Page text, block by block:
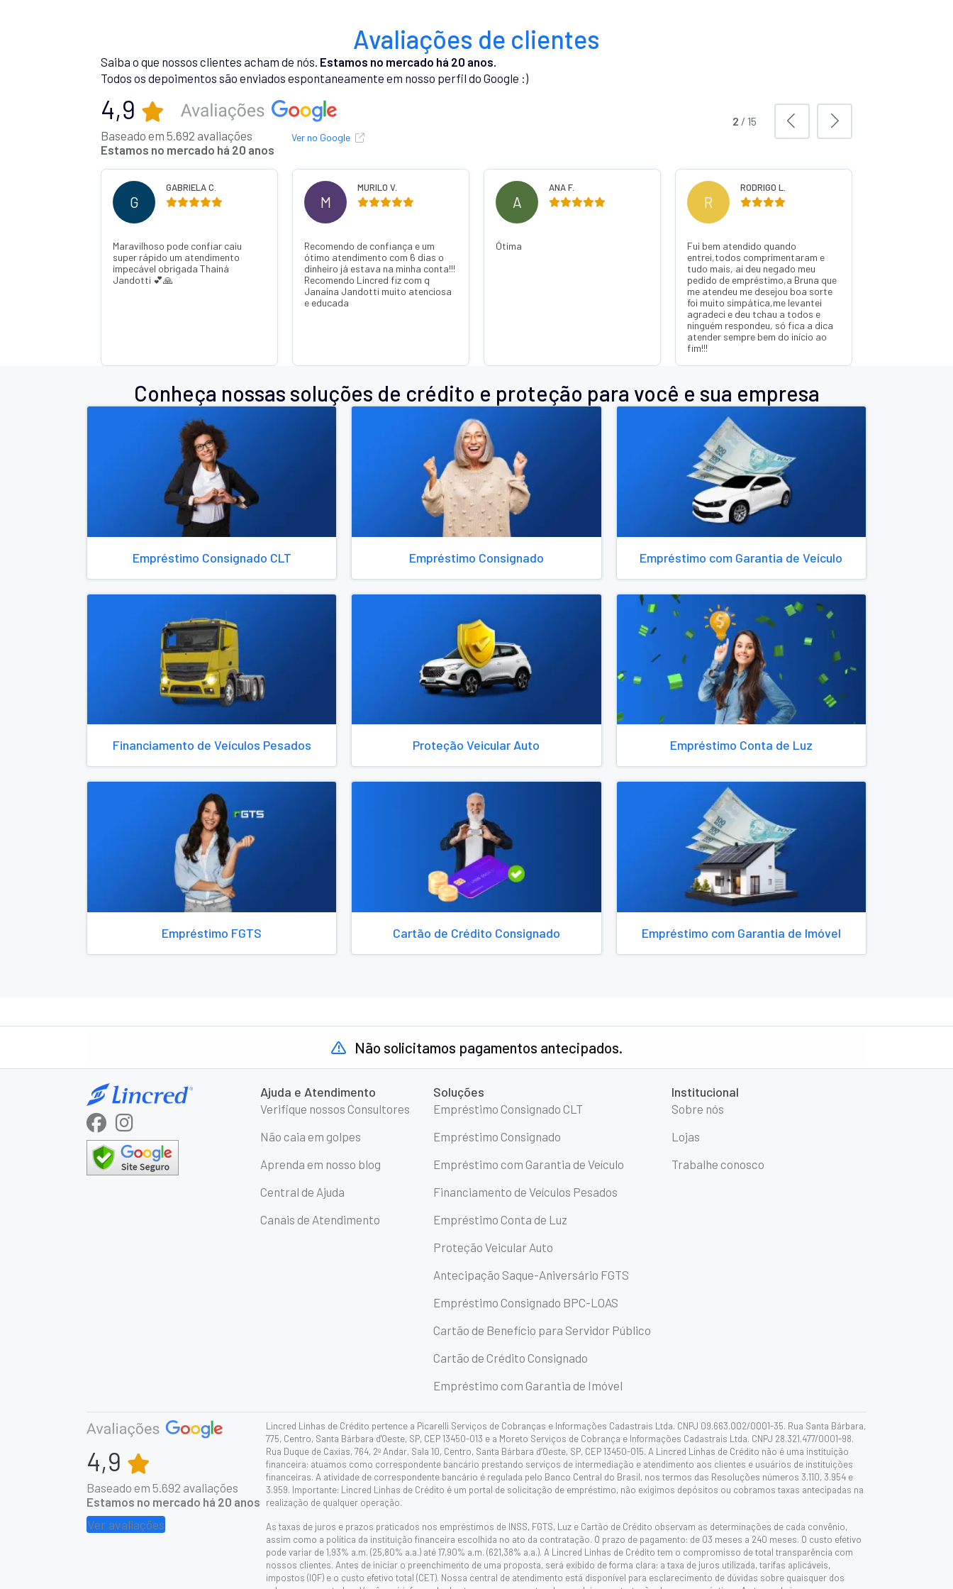
Avaliações de clientes
Saiba o que nossos clientes acham de nós. Estamos no mercado há 20 anos.
Todos os depoimentos são enviados espontaneamente em nosso perfil do Google :)
4,9
Baseado em 5.692 avaliações
Estamos no mercado há 20 anos
Ver no Google
Recomendo de confiança e um
ótimo atendimento com 6 dias o
dinheiro já estava na minha conta!!!
Recomendo Lincred fiz com q
Ótima
Fui bem atendido quando
entrei,todos comprimentaram e
tudo mais, aí deu negado meu
pedido de empréstimo,a Bruna que
me atendeu me desejou boa sorte
W
Atendimento rápido e prático.
Obrigado Pedro pela atenção.
3 / 15
Conheça nossas soluções de crédito e proteção para você e sua empresa
Empréstimo Consignado CLT Empréstimo Consignado Empréstimo com Garantia de Veículo
Financiamento de Veículos Pesados Proteção Veicular Auto Empréstimo Conta de Luz
Empréstimo FGTS Cartão de Crédito Consignado Empréstimo com Garantia de Imóvel
Não solicitamos pagamentos antecipados.
Ajuda e Atendimento
Verifique nossos Consultores
Não caia em golpes
Aprenda em nosso blog
Central de Ajuda
Canais de Atendimento
Soluções
Empréstimo Consignado CLT
Empréstimo Consignado
Empréstimo com Garantia de Veículo
Financiamento de Veículos Pesados
Empréstimo Conta de Luz
Proteção Veicular Auto
Antecipação Saque-Aniversário FGTS
Empréstimo Consignado BPC-LOAS
Cartão de Benefício para Servidor Público
Cartão de Crédito Consignado
Empréstimo com Garantia de Imóvel
Institucional
Sobre nós
Lojas
Trabalhe conosco
4,9
Baseado em 5.692 avaliações
Estamos no mercado há 20 anos
Ver avaliações
Lincred Linhas de Crédito pertence a Picarelli Serviços de Cobranças e Informações Cadastrais Ltda. CNPJ 09.663.002/0001-35. Rua Santa Bárbara,
775, Centro, Santa Bárbara d'Oeste, SP, CEP 13450-013 e a Moreto Serviços de Cobrança e Informações Cadastrais Ltda. CNPJ 28.321.477/0001-98.
Rua Duque de Caxias, 764, 2º Andar, Sala 10, Centro, Santa Bárbara d’Oeste, SP, CEP 13450-015. A Lincred Linhas de Crédito não é uma instituição
financeira: atuamos como correspondente bancário prestando serviços de intermediação e atendimento aos clientes e usuários de instituições
financeiras. A atividade de correspondente bancário é regulada pelo Banco Central do Brasil, nos termos das Resoluções números 3.110, 3.954 e
3.959. Importante: Lincred Linhas de Crédito é um portal de solicitação de empréstimo, não exigimos depósitos ou cobramos taxas antecipadas na
realização de qualquer operação.
As taxas de juros e prazos praticados nos empréstimos de INSS, FGTS, Luz e Cartão de Crédito observam as determinações de cada convênio,
assim como a política da instituição financeira escolhida no ato da contratação. O prazo de pagamento: de 03 meses a 240 meses. O custo efetivo
pode variar de 1,93% a.m. (25,80% a.a.) até 17,90% a.m. (621,38% a.a.). A Lincred Linhas de Crédito tem o compromisso de total transparência com
nossos clientes. Antes de iniciar o preenchimento de uma proposta, será exibido de forma clara: a taxa de juros utilizada, tarifas aplicáveis,
impostos (IOF) e o custo efetivo total (CET). Nossa central de atendimento está disponível para esclarecimento de dúvidas sobre quaisquer dos